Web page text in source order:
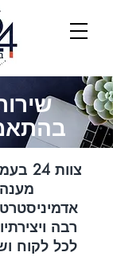
רבה
לכל לקוח